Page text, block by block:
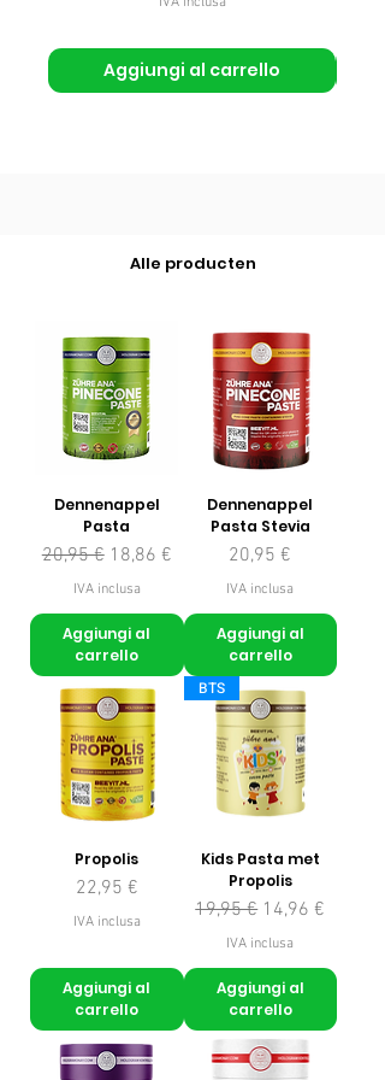
Aggiungi al carrello
Alle producten
Dennenappel
Pasta
Prezzo regolare
20,95 € Prezzo scontato
18,86 €
IVA inclusa
Aggiungi al
carrello
Dennenappel
Pasta Stevia
Prezzo
20,95 €
IVA inclusa
Aggiungi al
carrello
Propolis
Prezzo
22,95 €
IVA inclusa
Aggiungi al
carrello
BTS
Kids Pasta met
Propolis
Prezzo regolare
19,95 € Prezzo scontato
14,96 €
IVA inclusa
Aggiungi al
carrello